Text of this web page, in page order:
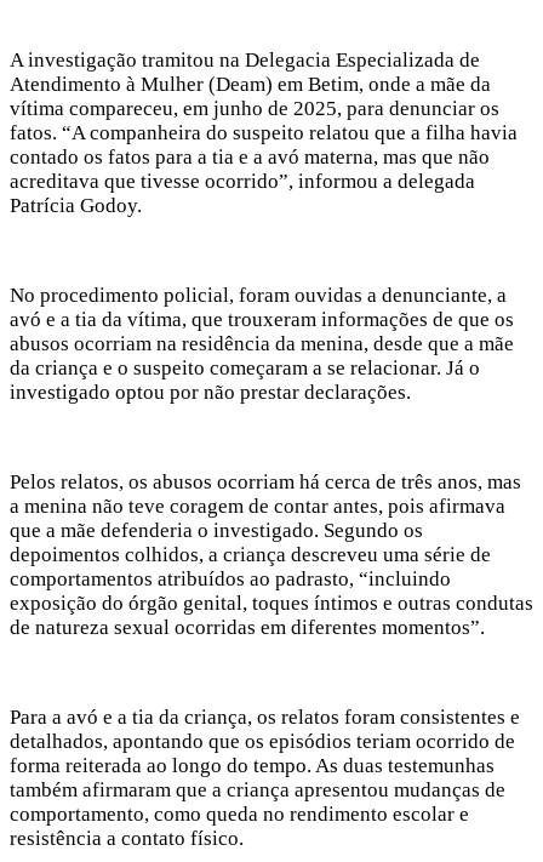
A investigação tramitou na Delegacia Especializada de
Atendimento à Mulher (Deam) em Betim, onde a mãe da
vítima compareceu, em junho de 2025, para denunciar os
fatos. “A companheira do suspeito relatou que a filha havia
contado os fatos para a tia e a avó materna, mas que não
acreditava que tivesse ocorrido”, informou a delegada
Patrícia Godoy.
No procedimento policial, foram ouvidas a denunciante, a
avó e a tia da vítima, que trouxeram informações de que os
abusos ocorriam na residência da menina, desde que a mãe
da criança e o suspeito começaram a se relacionar. Já o
investigado optou por não prestar declarações.
Pelos relatos, os abusos ocorriam há cerca de três anos, mas
a menina não teve coragem de contar antes, pois afirmava
que a mãe defenderia o investigado. Segundo os
depoimentos colhidos, a criança descreveu uma série de
comportamentos atribuídos ao padrasto, “incluindo
exposição do órgão genital, toques íntimos e outras condutas
de natureza sexual ocorridas em diferentes momentos”.
Para a avó e a tia da criança, os relatos foram consistentes e
detalhados, apontando que os episódios teriam ocorrido de
forma reiterada ao longo do tempo. As duas testemunhas
também afirmaram que a criança apresentou mudanças de
comportamento, como queda no rendimento escolar e
resistência a contato físico.